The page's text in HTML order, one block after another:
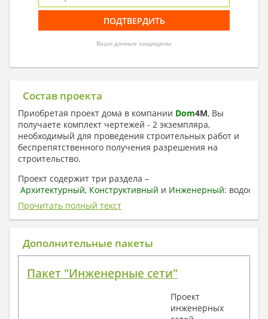
Ваши данные защищены
Состав проекта
Приобретая проект дома в компании Dom4M, Вы
получаете комплект чертежей - 2 экземпляра,
необходимый для проведения строительных работ и
беспрепятственного получения разрешения на
строительство.
Проект содержит три раздела –
Архитектурный, Конструктивный и Инженерный:
отопление, вентиляция, канализация,
электроснабжение (приобретается за дополнительную
плату) + Пояснительная записка.
1. Архитектурный раздел:
План координационных осей
Поэтажные маркировочные планы с
Прочитать полный текст
Дополнительные пакеты
Пакет "Инженерные сети"
Проект
инженерных